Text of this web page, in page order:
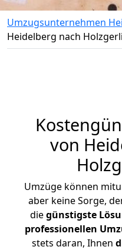
Umzugsunternehmen
Heidelberg nach
von
Umzüge können
aber keine Sorge,
diegünstigste
professionellen
stets daran, Ihnen